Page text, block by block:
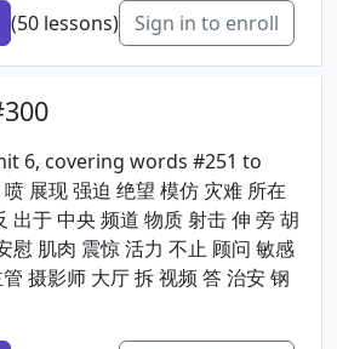
(50 lessons) Sign in to enroll
6, covering words #251 to
展现 强迫 绝望 模仿 灾难 所在
出于 中央 频道 物质 射击 伸 旁 胡
慰 肌肉 震惊 活力 不止 顾问 敏感
摄影师 大厅 拆 视频 答 治安 钢